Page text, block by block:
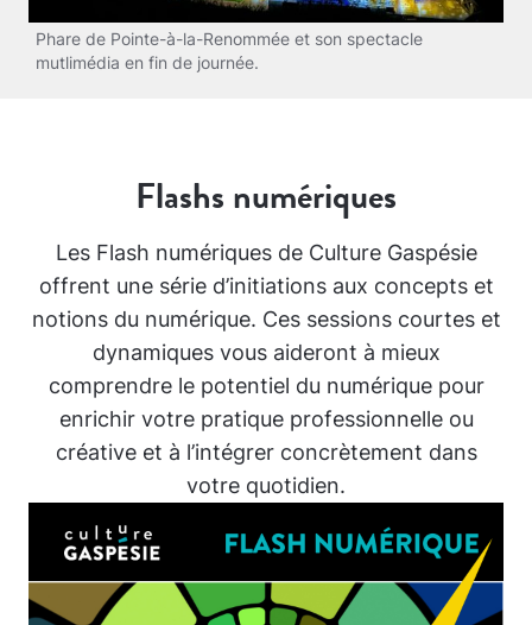
Phare de Pointe-à-la-Renommée et son spectacle
mutlimédia en fin de journée.
Flashs numériques
Les Flash numériques de Culture Gaspésie
offrent une série d’initiations aux concepts et
notions du numérique. Ces sessions courtes et
dynamiques vous aideront à mieux
comprendre le potentiel du numérique pour
enrichir votre pratique professionnelle ou
créative et à l’intégrer concrètement dans
votre quotidien.